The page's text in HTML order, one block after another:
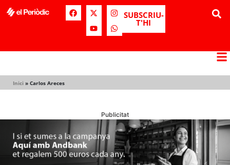
SUBSCRIU-
T'HI
Inici » Carlos Areces
Publicitat